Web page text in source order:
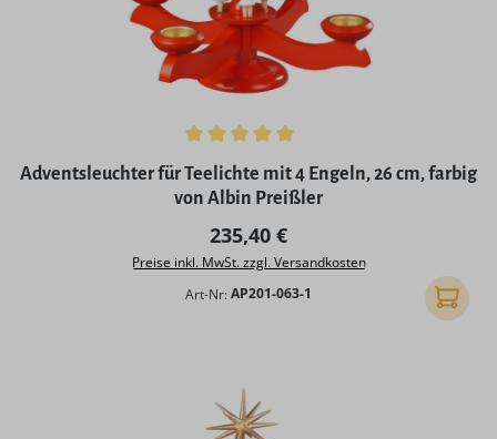
Durchschnittliche Bewertung von 5 von 5 Sternen
Adventsleuchter für Teelichte mit 4 Engeln, 26 cm, farbig
von Albin Preißler
Regulärer Preis:
235,40 €
Preise inkl. MwSt. zzgl. Versandkosten
Art-Nr:AP201-063-1 In den